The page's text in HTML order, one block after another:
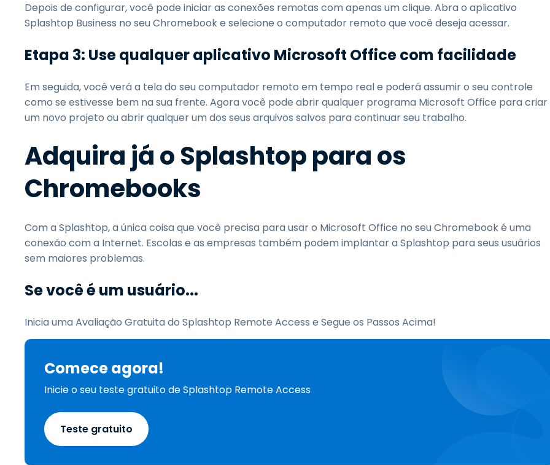
Depois de configurar, você pode iniciar as conexões remotas com apenas um clique. Abra o aplicativo
Splashtop Business no seu Chromebook e selecione o computador remoto que você deseja acessar.
Etapa 3: Use qualquer aplicativo Microsoft Office com facilidade
Em seguida, você verá a tela do seu computador remoto em tempo real e poderá assumir o seu controle
como se estivesse bem na sua frente. Agora você pode abrir qualquer programa Microsoft Office para criar
um novo projeto ou abrir qualquer um dos seus arquivos salvos para continuar seu trabalho.
Adquira já o Splashtop para os
Chromebooks
Com a Splashtop, a única coisa que você precisa para usar o Microsoft Office no seu Chromebook é uma
conexão com a Internet. Escolas e as empresas também podem implantar a Splashtop para seus usuários
sem maiores problemas.
Se você é um usuário...
Inicia uma Avaliação Gratuita do Splashtop Remote Access e Segue os Passos Acima!
Comece agora!
Inicie o seu teste gratuito de Splashtop Remote Access
Teste gratuito